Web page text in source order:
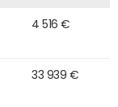
4 516 €
33 939 €